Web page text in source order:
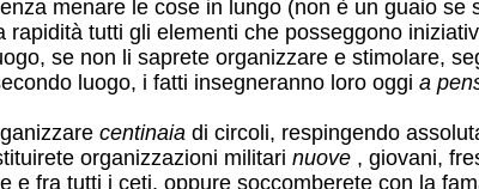
menare le cose in lungo (non è un guaio se
tutti gli elementi che posseggono
se non li saprete organizzare e stimolare,
luogo, i fatti insegneranno loro oggi a
centinaiadi circoli, respingendo
organizzazioni militari nuove, giovani,
fra tutti i ceti, oppure soccomberete con la